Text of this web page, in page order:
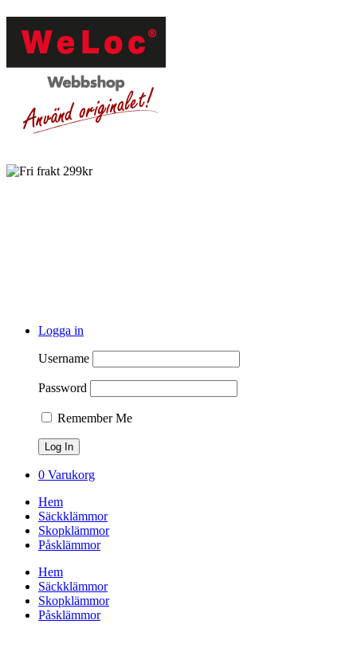
Logga in
Username
Password
Remember Me
0 Varukorg
Hem
Säckklämmor
Skopklämmor
Påsklämmor
Hem
Säckklämmor
Skopklämmor
Påsklämmor